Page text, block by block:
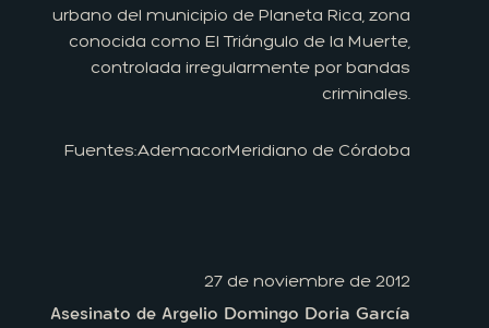
urbano del municipio de Planeta Rica, zona
conocida como El Triángulo de la Muerte,
controlada irregularmente por bandas
criminales.
Fuentes:AdemacorMeridiano de Córdoba
27 de noviembre de 2012
Asesinato de Argelio Domingo Doria García